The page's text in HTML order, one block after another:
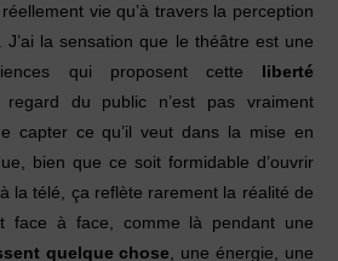
vie qu’à travers la perception
la sensation que le théâtre est une
qui proposent cette liberté
du public n’est pas vraiment
capter ce qu’il veut dans la mise en
bien que ce soit formidable d’ouvrir
la télé, ça reflète rarement la réalité de
face à face, comme là pendant une
quelque chose, une énergie, une